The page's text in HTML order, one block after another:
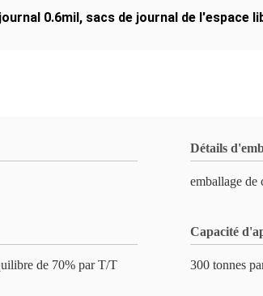
0.6mil, sacs de journal de l'espace
Détails
emballage de
de 70% par T/T
Capacité
300 tonnes